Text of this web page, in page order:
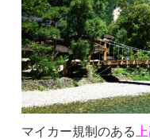
マイカー規制のある